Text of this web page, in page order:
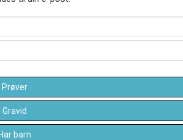
Prøver
Gravid
barn